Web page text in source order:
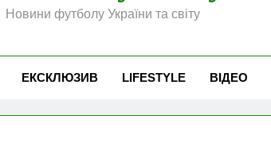
Новини футболу України та світу
ЕКСКЛЮЗИВ LIFESTYLE ВІДЕО